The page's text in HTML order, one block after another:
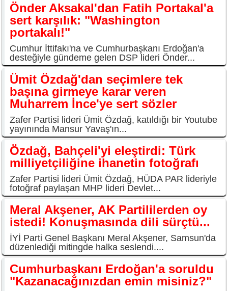
Önder Aksakal'dan Fatih Portakal'a
sert karşılık: "Washington
portakalı!"
Cumhur İttifakı'na ve Cumhurbaşkanı Erdoğan'a
desteğiyle gündeme gelen DSP lideri Önder...
Ümit Özdağ'dan seçimlere tek
başına girmeye karar veren
Muharrem İnce'ye sert sözler
Zafer Partisi lideri Ümit Özdağ, katıldığı bir Youtube
yayınında Mansur Yavaş'ın...
Özdağ, Bahçeli'yi eleştirdi: Türk
milliyetçiliğine ihanetin fotoğrafı
Zafer Partisi lideri Ümit Özdağ, HÜDA PAR lideriyle
fotoğraf paylaşan MHP lideri Devlet...
Meral Akşener, AK Partililerden oy
istedi! Konuşmasında dili sürçtü...
İYİ Parti Genel Başkanı Meral Akşener, Samsun'da
düzenlediği mitingde halka seslendi....
Cumhurbaşkanı Erdoğan'a soruldu
"Kazanacağınızdan emin misiniz?"